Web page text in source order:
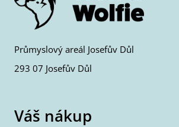
Průmyslový areál Josefův Důl
293 07 Josefův Důl
Váš nákup